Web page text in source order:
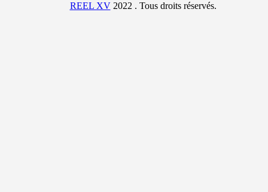
REEL XV2022 . Tous droits réservés.